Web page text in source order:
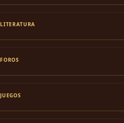
LITERATURA
FOROS
JUEGOS